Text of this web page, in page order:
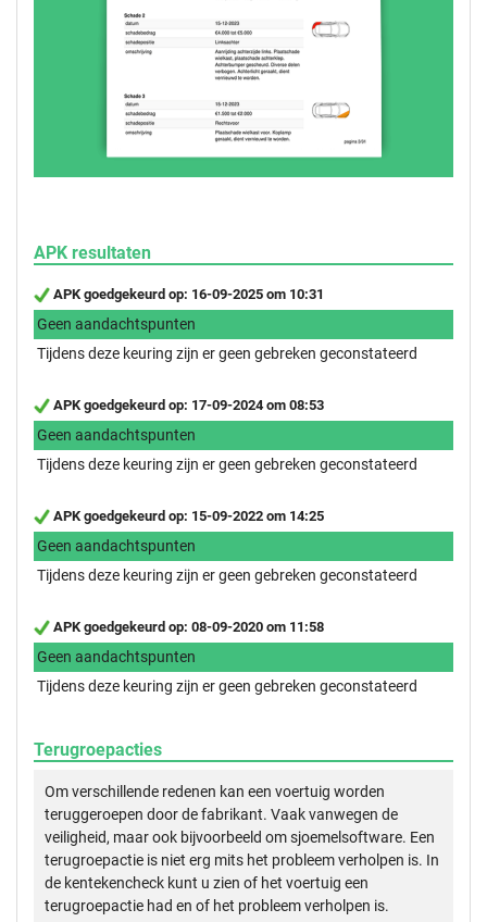
APK resultaten
APK goedgekeurd op: 16-09-2025 om 10:31
Geen aandachtspunten
Tijdens deze keuring zijn er geen gebreken geconstateerd
APK goedgekeurd op: 17-09-2024 om 08:53
Geen aandachtspunten
Tijdens deze keuring zijn er geen gebreken geconstateerd
APK goedgekeurd op: 15-09-2022 om 14:25
Geen aandachtspunten
Tijdens deze keuring zijn er geen gebreken geconstateerd
APK goedgekeurd op: 08-09-2020 om 11:58
Geen aandachtspunten
Tijdens deze keuring zijn er geen gebreken geconstateerd
Terugroepacties
Om verschillende redenen kan een voertuig worden
teruggeroepen door de fabrikant. Vaak vanwegen de
veiligheid, maar ook bijvoorbeeld om sjoemelsoftware. Een
terugroepactie is niet erg mits het probleem verholpen is. In
de kentekencheck kunt u zien of het voertuig een
terugroepactie had en of het probleem verholpen is.